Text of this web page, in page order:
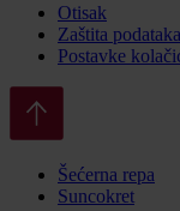
Otisak
Zaštita podataka
Postavke
Šećerna repa
Suncokret